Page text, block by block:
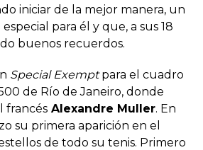
iniciar de la mejor manera, un
para él y que, a sus 18
buenos recuerdos.
Special Exemptpara el cuadro
de Río de Janeiro, donde
francésAlexandre Muller. En
su primera aparición en el
de todo su tenis. Primero